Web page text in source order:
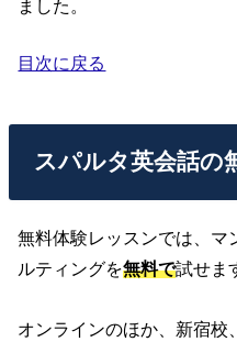
ました。
目次に戻る
スパルタ英会話の
無料体験レッスンでは、マ
ルティングを無料で試せま
オンラインのほか、新宿校